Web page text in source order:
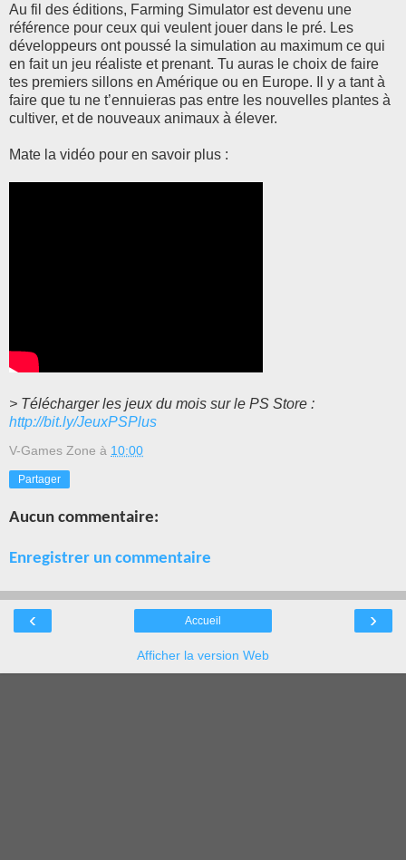
Au fil des éditions, Farming Simulator est devenu une
référence pour ceux qui veulent jouer dans le pré. Les
développeurs ont poussé la simulation au maximum ce qui
en fait un jeu réaliste et prenant. Tu auras le choix de faire
tes premiers sillons en Amérique ou en Europe. Il y a tant à
faire que tu ne t’ennuieras pas entre les nouvelles plantes à
cultiver, et de nouveaux animaux à élever.
Mate la vidéo pour en savoir plus :
> Télécharger les jeux du mois sur le PS Store :
http://bit.ly/JeuxPSPlus
V-Games Zone à 10:00
Partager
Aucun commentaire:
Enregistrer un commentaire
‹ ›
Accueil
Afficher la version Web